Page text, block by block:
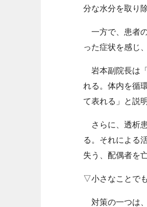
分な水分を取り
一方で、患者
った症状を感じ
岩本副院長は
れる。体内を循
て表れる」と説
さらに、透析
る。それによる
失う、配偶者を
▽小さなことで
対策の一つは